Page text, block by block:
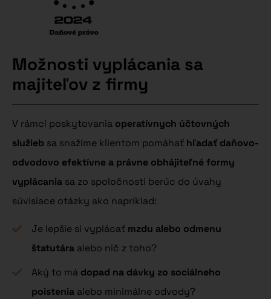
Možnosti vyplácania sa
majiteľov z firmy
V rámci poskytovania operatívnych účtovných
služieb sa snažíme klientom pomáhať hľadať daňovo-
odvodovo efektívne a právne obhájiteľné formy
vyplácania sa zo spoločnosti berúc do úvahy
súvisiace otázky ako napríklad:
Je lepšie si vyplácať mzdu alebo odmenu
štatutára alebo nič z toho?
Aký to má dopad na dávky zo sociálneho
poistenia alebo minimálne odvody?